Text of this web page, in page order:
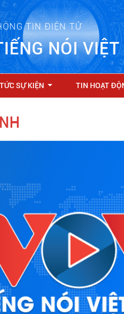
TIN ĐIỆN TỬ
NÓI
SỰ KIỆN TIN HOẠT